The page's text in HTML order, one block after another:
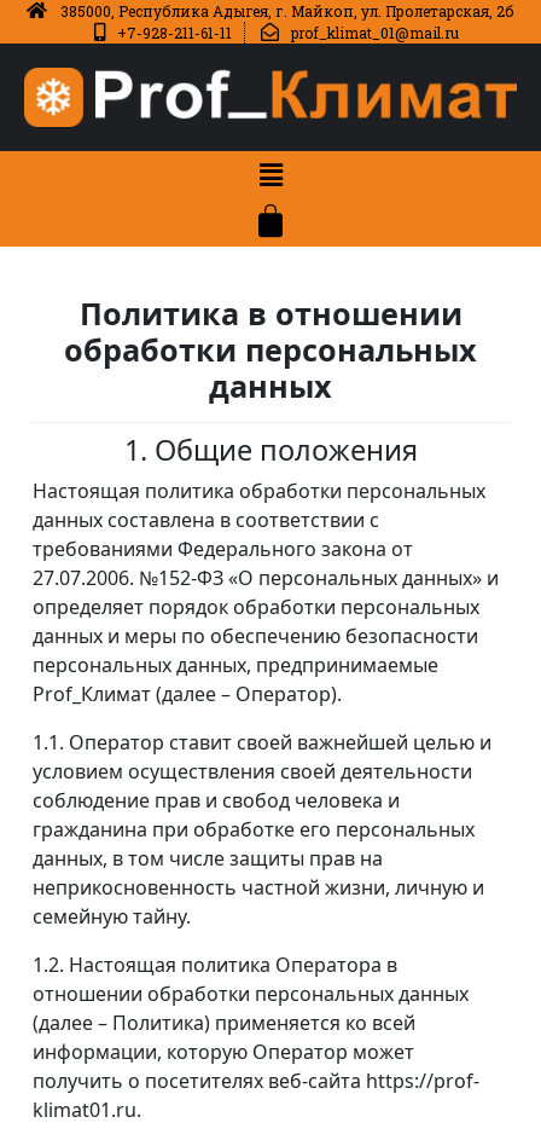
385000, Республика Адыгея, г. Майкоп, ул. Пролетарская, 2б
+7-928-211-61-11
prof_klimat_01@mail.ru
Политика в отношении
обработки персональных
данных
1. Общие положения
Настоящая политика обработки персональных
данных составлена в соответствии с
требованиями Федерального закона от
27.07.2006. №152-ФЗ «О персональных данных» и
определяет порядок обработки персональных
данных и меры по обеспечению безопасности
персональных данных, предпринимаемые
Prof_Климат (далее – Оператор).
1.1. Оператор ставит своей важнейшей целью и
условием осуществления своей деятельности
соблюдение прав и свобод человека и
гражданина при обработке его персональных
данных, в том числе защиты прав на
неприкосновенность частной жизни, личную и
семейную тайну.
1.2. Настоящая политика Оператора в
отношении обработки персональных данных
(далее – Политика) применяется ко всей
информации, которую Оператор может
получить о посетителях веб-сайта https://prof-
klimat01.ru.